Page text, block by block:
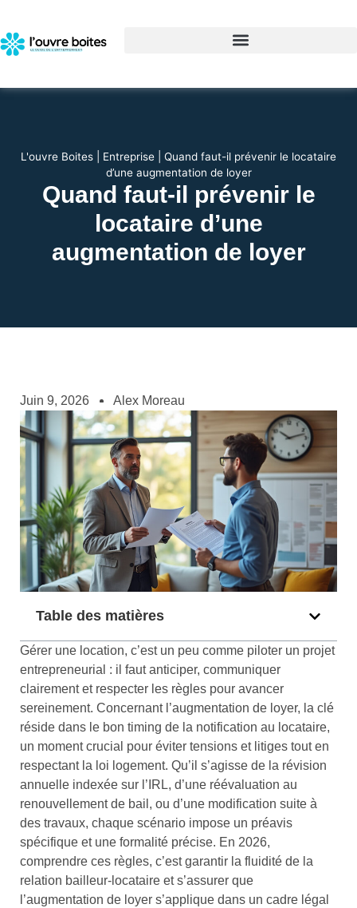
L'ouvre Boites Entreprise
Quand faut-il prévenir le locataire
d’une augmentation de loyer
Quand faut-il prévenir le
locataire d’une
augmentation de loyer
Juin 9, 2026 Alex Moreau
Table des matières
Gérer une location, c’est un peu comme piloter un projet
entrepreneurial : il faut anticiper, communiquer
clairement et respecter les règles pour avancer
sereinement. Concernant l’augmentation de loyer, la clé
réside dans le bon timing de la notification au locataire,
un moment crucial pour éviter tensions et litiges tout en
respectant la loi logement. Qu’il s’agisse de la révision
annuelle indexée sur l’IRL, d’une réévaluation au
renouvellement de bail, ou d’une modification suite à
des travaux, chaque scénario impose un préavis
spécifique et une formalité précise. En 2026,
comprendre ces règles, c’est garantir la fluidité de la
relation bailleur-locataire et s’assurer que
l’augmentation de loyer s’applique dans un cadre légal